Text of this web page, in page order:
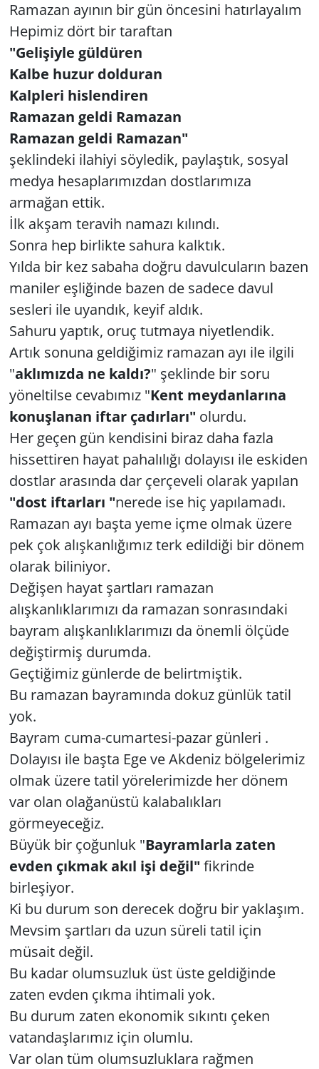
Ramazan ayının bir gün öncesini hatırlayalım
Hepimiz dört bir taraftan
"Gelişiyle güldüren
Kalbe huzur dolduran
Kalpleri hislendiren
Ramazan geldi Ramazan
Ramazan geldi Ramazan"
şeklindeki ilahiyi söyledik, paylaştık, sosyal
medya hesaplarımızdan dostlarımıza
armağan ettik.
İlk akşam teravih namazı kılındı.
Sonra hep birlikte sahura kalktık.
Yılda bir kez sabaha doğru davulcuların bazen
maniler eşliğinde bazen de sadece davul
sesleri ile uyandık, keyif aldık.
Sahuru yaptık, oruç tutmaya niyetlendik.
Artık sonuna geldiğimiz ramazan ayı ile ilgili
"aklımızda ne kaldı?" şeklinde bir soru
yöneltilse cevabımız "Kent meydanlarına
konuşlanan iftar çadırları" olurdu.
Her geçen gün kendisini biraz daha fazla
hissettiren hayat pahalılığı dolayısı ile eskiden
dostlar arasında dar çerçeveli olarak yapılan
"dost iftarları "nerede ise hiç yapılamadı.
Ramazan ayı başta yeme içme olmak üzere
pek çok alışkanlığımız terk edildiği bir dönem
olarak biliniyor.
Değişen hayat şartları ramazan
alışkanlıklarımızı da ramazan sonrasındaki
bayram alışkanlıklarımızı da önemli ölçüde
değiştirmiş durumda.
Geçtiğimiz günlerde de belirtmiştik.
Bu ramazan bayramında dokuz günlük tatil
yok.
Bayram cuma-cumartesi-pazar günleri .
Dolayısı ile başta Ege ve Akdeniz bölgelerimiz
olmak üzere tatil yörelerimizde her dönem
var olan olağanüstü kalabalıkları
görmeyeceğiz.
Büyük bir çoğunluk "Bayramlarla zaten
evden çıkmak akıl işi değil" fikrinde
birleşiyor.
Ki bu durum son derecek doğru bir yaklaşım.
Mevsim şartları da uzun süreli tatil için
müsait değil.
Bu kadar olumsuzluk üst üste geldiğinde
zaten evden çıkma ihtimali yok.
Bu durum zaten ekonomik sıkıntı çeken
vatandaşlarımız için olumlu.
Var olan tüm olumsuzluklara rağmen
GÜNDEM
HABERDE İNSAN
KÜLTÜR SANAT
MAGAZİN
RESMİ İLANLAR
SAĞLIK
SİYASET
SPOR
Yerel